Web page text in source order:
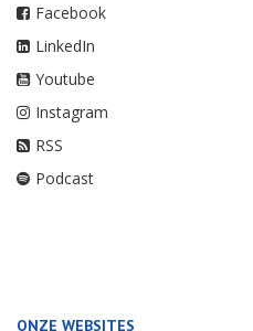
Facebook
LinkedIn
Youtube
Instagram
RSS
Podcast
ONZE WEBSITES